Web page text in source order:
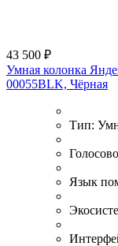
43 500 ₽
Умная колонка
00055BLK, Чёрная
Тип:
Язык